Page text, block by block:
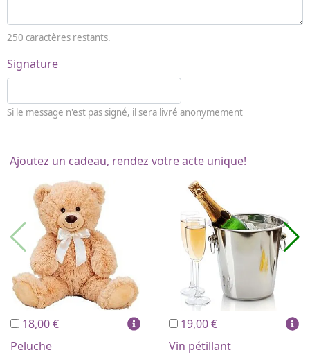
250 caractères restants.
Signature
Si le message n'est pas signé, il sera livré anonymement
Ajoutez un cadeau, rendez votre acte unique!
18,00 €
Peluche
19,00 €
Vin pétillant